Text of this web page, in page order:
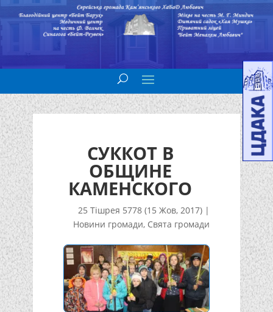
СУККОТ В
ОБЩИНЕ
КАМЕНСКОГО
25 Тішрея 5778 (15 Жов, 2017) |
Новини громади, Свята громади